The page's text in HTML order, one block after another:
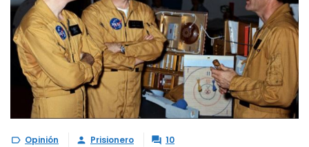
 Opinión  Prisionero  10